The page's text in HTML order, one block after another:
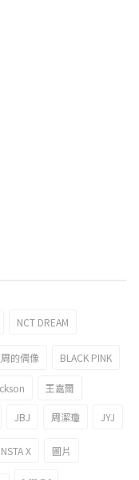
NCT DREAM
的偶像 BLACK PINK
王嘉爾
JBJ 周潔瓊 JYJ
X 圖片